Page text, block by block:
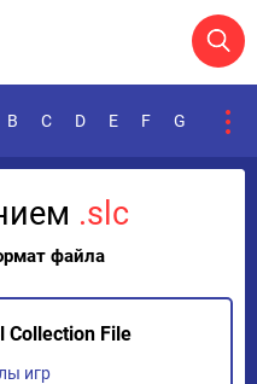
B C D E F G
.slc
файла
Collection File
игр